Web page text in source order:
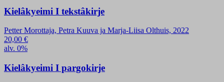
Kielâkyeimi I tekstâkirje
Petter Morottaja, Petra Kuuva ja Marja-Liisa Olthuis, 2022
20,00 €
alv. 0%
Kielâkyeimi I pargokirje